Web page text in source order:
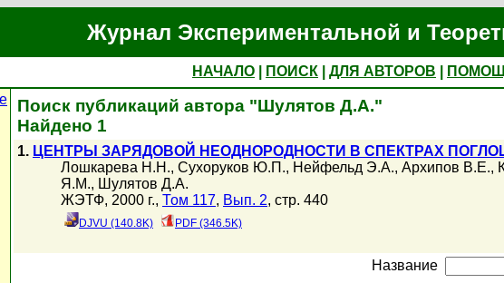
Журнал Экспериментальной и
НАЧАЛО ПОИСК ДЛЯ АВТОРОВ
Поиск публикаций автора "Шулятов Д.А."
Найдено 1
1. ЦЕНТРЫ ЗАРЯДОВОЙ НЕОДНОРОДНОСТИ В СПЕКТРАХ
Лошкарева Н.Н., Сухоруков Ю.П., Нейфельд Э.А., Архипов В.Е.,
Я.М., Шулятов Д.А.
ЖЭТФ, 2000 г., Том 117, Вып. 2, стр. 440
DJVU (140.8K) PDF (346.5K)
Название